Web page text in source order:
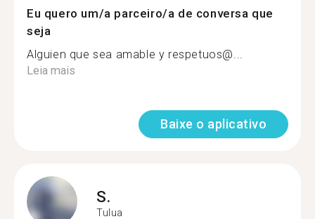
Eu quero um/a parceiro/a de conversa que
seja
Alguien que sea amable y respetuos@...
Leia mais
Baixe o aplicativo
S.
Tulua